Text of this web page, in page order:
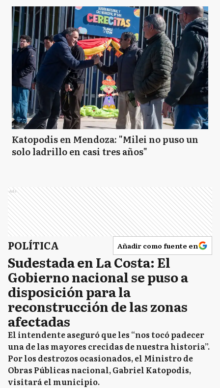
Katopodis en Mendoza: "Milei no puso un
solo ladrillo en casi tres años"
Ads
POLÍTICA Añadir como fuente en
Sudestada en La Costa: El
Gobierno nacional se puso a
disposición para la
reconstrucción de las zonas
afectadas
El intendente aseguró que les “nos tocó padecer
una de las mayores crecidas de nuestra historia”.
Por los destrozos ocasionados, el Ministro de
Obras Públicas nacional, Gabriel Katopodis,
visitará el municipio.